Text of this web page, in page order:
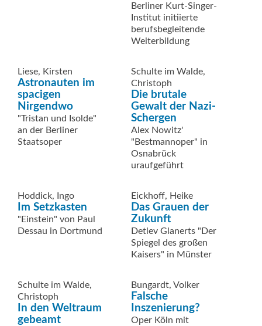
Berliner Kurt-Singer-
Institut initiierte
berufsbegleitende
Weiterbildung
Liese, Kirsten
Astronauten im
spacigen
Nirgendwo
"Tristan und Isolde"
an der Berliner
Staatsoper
Schulte im Walde,
Christoph
Die brutale
Gewalt der Nazi-
Schergen
Alex Nowitz'
"Bestmannoper" in
Osnabrück
uraufgeführt
Hoddick, Ingo
Im Setzkasten
"Einstein" von Paul
Dessau in Dortmund
Eickhoff, Heike
Das Grauen der
Zukunft
Detlev Glanerts "Der
Spiegel des großen
Kaisers" in Münster
Schulte im Walde,
Christoph
In den Weltraum
gebeamt
Bungardt, Volker
Falsche
Inszenierung?
Oper Köln mit